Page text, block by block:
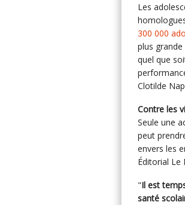
Les
300 000
plus
quel que
Clotilde
Contre les
Seule une
peut
envers les
Éditorial Le
"Il est
santé